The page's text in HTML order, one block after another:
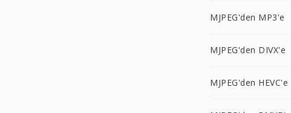
MJPEG'den MP3'e
MJPEG'den DIVX'e
MJPEG'den HEVC'e